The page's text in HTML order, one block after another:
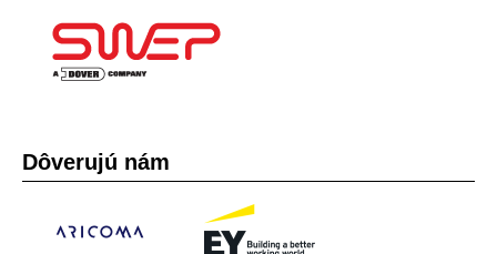
Dôverujú nám